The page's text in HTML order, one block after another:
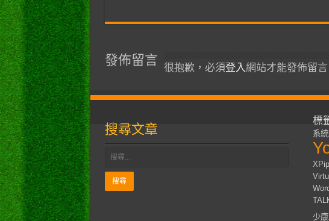
發佈留言
很抱歉，必須登入網站才能發佈留言
搜尋文章
標
系
少